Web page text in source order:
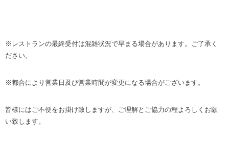
※レストランの最終受付は混雑状況で早まる場合があります。ご了承く
ださい。
※都合により営業日及び営業時間が変更になる場合がございます。
皆様にはご不便をお掛け致しますが、ご理解とご協力の程よろしくお願
い致します。